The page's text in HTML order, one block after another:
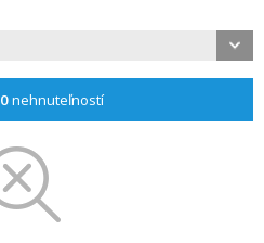
0nehnuteľností